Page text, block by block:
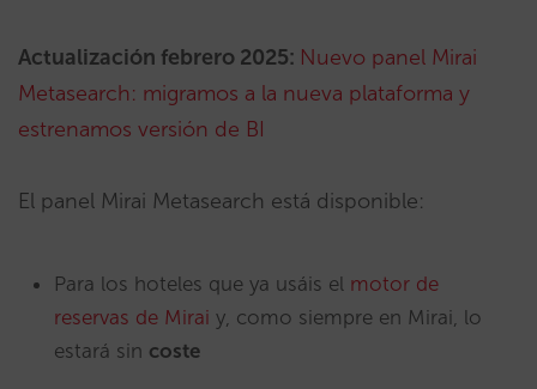
Actualización febrero 2025: Nuevo panel Mirai
Metasearch: migramos a la nueva plataforma y
estrenamos versión de BI
El panel Mirai Metasearch está disponible:
Para los hoteles que ya usáis el motor de
reservas de Mirai y, como siempre en Mirai, lo
estará sin coste